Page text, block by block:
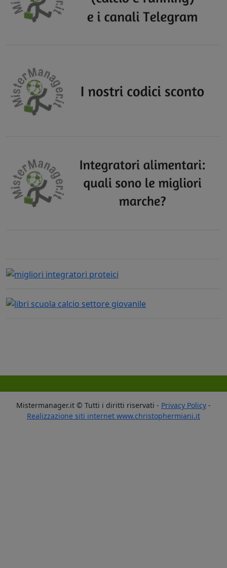
Mistermanager.it © Tutti i diritti riservati - Privacy Policy -
Realizzazione siti internet www.christophermiani.it